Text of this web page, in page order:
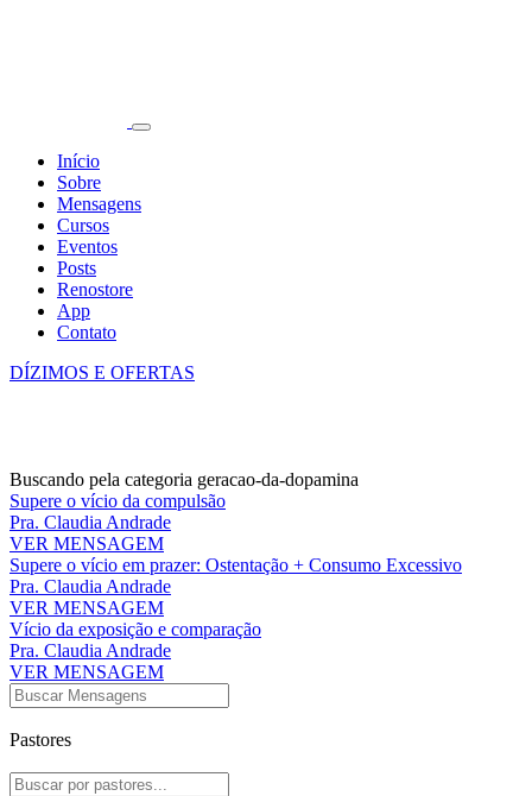
Início
Sobre
Mensagens
Cursos
Eventos
Posts
Renostore
App
Contato
DÍZIMOS E OFERTAS
Buscando pela categoria geracao-da-dopamina
Supere o vício da compulsão
Pra. Claudia Andrade
VER MENSAGEM
Supere o vício em prazer: Ostentação + Consumo Excessivo
Pra. Claudia Andrade
VER MENSAGEM
Vício da exposição e comparação
Pra. Claudia Andrade
VER MENSAGEM
Pastores